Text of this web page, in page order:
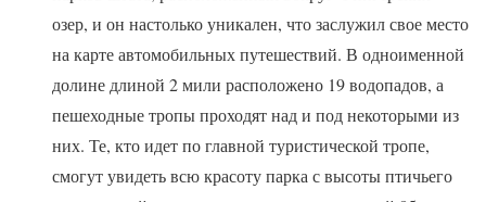
озер, и он настолько уникален, что заслужил свое место
на карте автомобильных путешествий. В одноименной
долине длиной 2 мили расположено 19 водопадов, а
пешеходные тропы проходят над и под некоторыми из
них. Те, кто идет по главной туристической тропе,
смогут увидеть всю красоту парка с высоты птичьего